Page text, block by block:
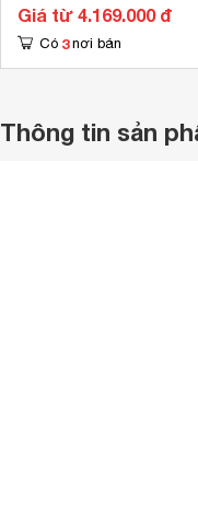
Giá từ 4.169.000 đ
Có 3 nơi bán
Thông tin sản